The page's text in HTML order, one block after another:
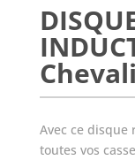
Avec ce
toutes vos